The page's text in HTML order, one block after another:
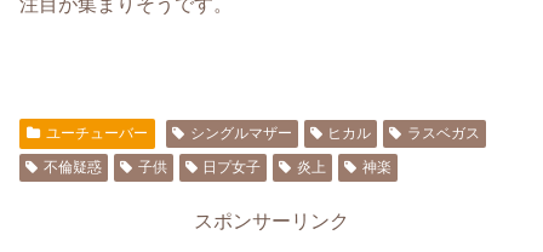
注目が集まりそうです。
ユーチューバー シングルマザー ヒカル
ラスベガス
不倫疑惑
子供 日プ女子 炎上 神楽
スポンサーリンク